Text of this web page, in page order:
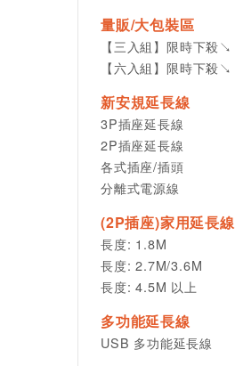
量販/大包裝區
【三入組】限時下殺↘
【六入組】限時下殺↘
新安規延長線
3P插座延長線
2P插座延長線
各式插座/插頭
分離式電源線
(2P插座)家用延長線
長度: 1.8M
長度: 2.7M/3.6M
長度: 4.5M 以上
多功能延長線
USB 多功能延長線